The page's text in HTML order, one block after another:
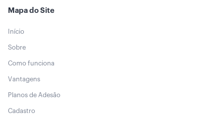
Mapa do Site
Início
Sobre
Como funciona
Vantagens
Planos de Adesão
Cadastro